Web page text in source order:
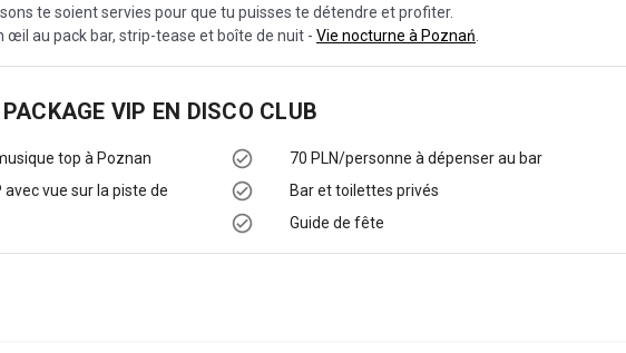
te soient servies pour que tu puisses te détendre et profiter.
œil au pack bar, strip-tease et boîte de nuit - Vie nocturne à Poznań
PACKAGE VIP EN DISCO CLUB
top à Poznan
vue sur la piste de
70 PLN/personne à dépenser au bar
Bar et toilettes privés
Guide de fête